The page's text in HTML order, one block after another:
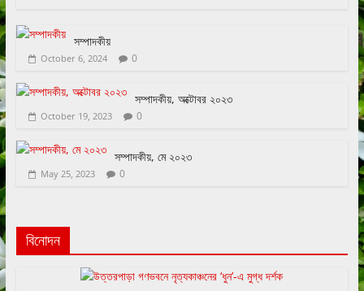
সম্পাদকীয়
October 6, 2024 0
সম্পাদকীয়, অক্টোবর ২০২৩
October 19, 2023 0
সম্পাদকীয়, মে ২০২৩
May 25, 2023 0
বিনোদন